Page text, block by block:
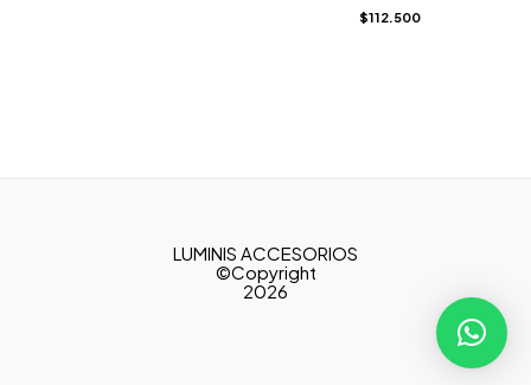
$112.500
LUMINIS ACCESORIOS
©Copyright
2026